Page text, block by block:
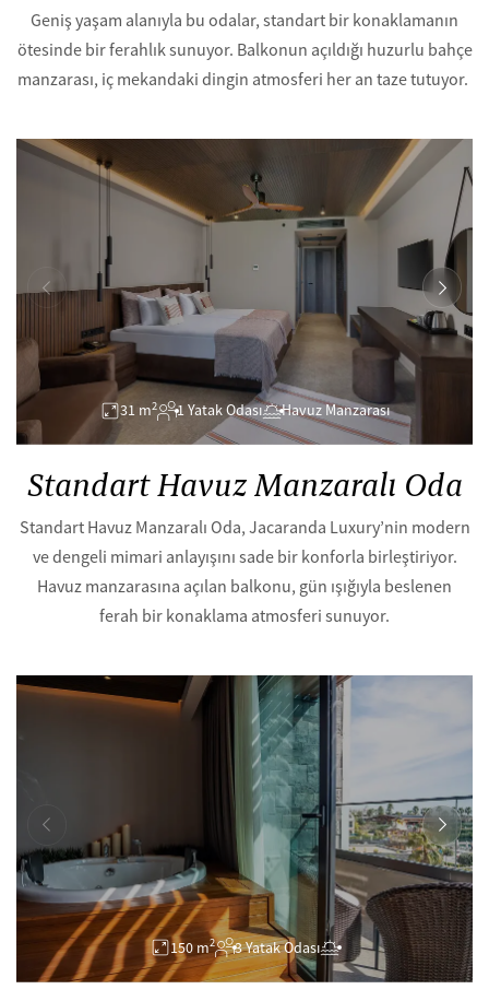
Geniş yaşam alanıyla bu odalar, standart bir konaklamanın
ötesinde bir ferahlık sunuyor. Balkonun açıldığı huzurlu bahçe
manzarası, iç mekandaki dingin atmosferi her an taze tutuyor.
31 m2 1 Yatak Odası Havuz Manzarası
Standart Havuz Manzaralı Oda
Standart Havuz Manzaralı Oda, Jacaranda Luxury’nin modern
ve dengeli mimari anlayışını sade bir konforla birleştiriyor.
Havuz manzarasına açılan balkonu, gün ışığıyla beslenen
ferah bir konaklama atmosferi sunuyor.
150 m2 3 Yatak Odası